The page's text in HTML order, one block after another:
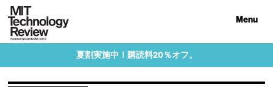
Menu
夏割実施中！購読料20％オフ。